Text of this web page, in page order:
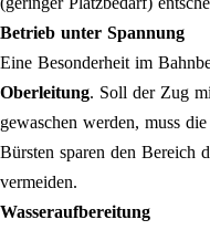
Betrieb unter Spannung
Eine Besonderheit im
Oberleitung. Soll der Zug
gewaschen werden, muss
Bürsten sparen den Bereich
vermeiden.
Wasseraufbereitung